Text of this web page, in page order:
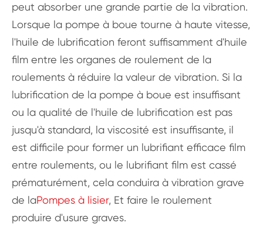
peut absorber une grande partie de la vibration.
Lorsque la pompe à boue tourne à haute vitesse,
l'huile de lubrification feront suffisamment d'huile
film entre les organes de roulement de la
roulements à réduire la valeur de vibration. Si la
lubrification de la pompe à boue est insuffisant
ou la qualité de l'huile de lubrification est pas
jusqu'à standard, la viscosité est insuffisante, il
est difficile pour former un lubrifiant efficace film
entre roulements, ou le lubrifiant film est cassé
prématurément, cela conduira à vibration grave
de laPompes à lisier, Et faire le roulement
produire d'usure graves.